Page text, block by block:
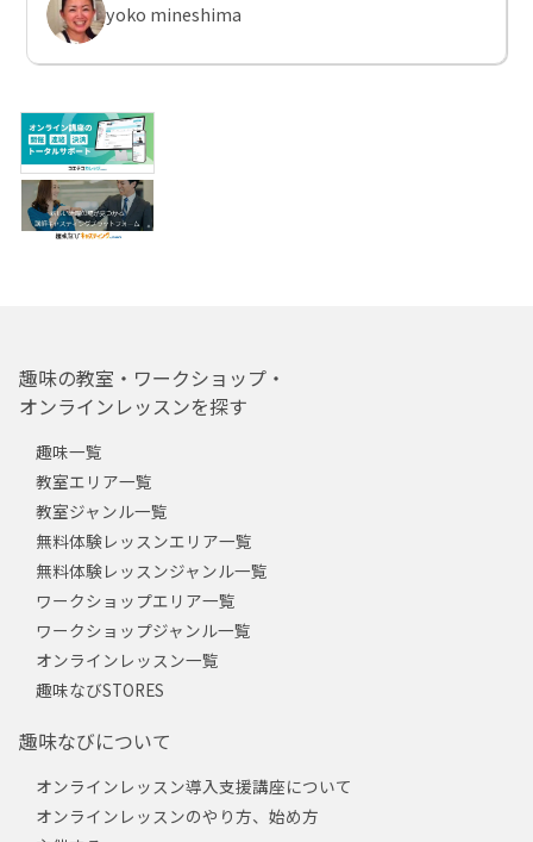
yoko mineshima
趣味の教室・ワークショップ・
オンラインレッスンを探す
趣味一覧
教室エリア一覧
教室ジャンル一覧
無料体験レッスンエリア一覧
無料体験レッスンジャンル一覧
ワークショップエリア一覧
ワークショップジャンル一覧
オンラインレッスン一覧
趣味なびSTORES
趣味なびについて
オンラインレッスン導入支援講座について
オンラインレッスンのやり方、始め方